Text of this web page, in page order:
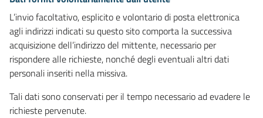
L’invio facoltativo, esplicito e volontario di posta elettronica
agli indirizzi indicati su questo sito comporta la successiva
acquisizione dell’indirizzo del mittente, necessario per
rispondere alle richieste, nonché degli eventuali altri dati
personali inseriti nella missiva.
Tali dati sono conservati per il tempo necessario ad evadere le
richieste pervenute.